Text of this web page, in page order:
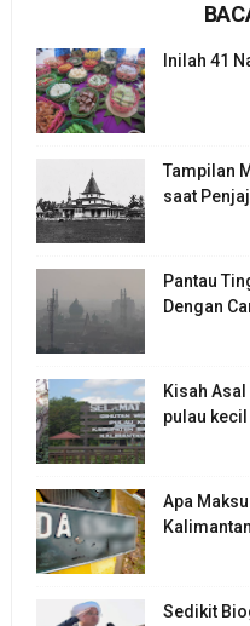
Inilah 41
Tampilan
saat
Pantau
Dengan
Kisah
pulau
Apa
Sedikit